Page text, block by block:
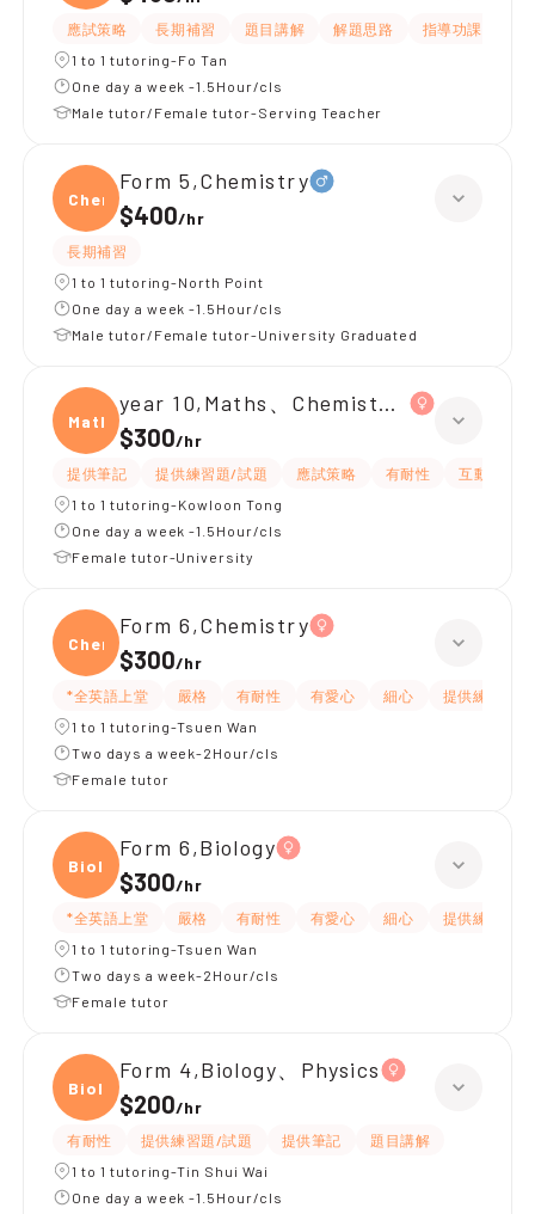
應試策略 長期補習 題目講解 解題思路 指導功課
1 to 1 tutoring-Fo Tan
One day a week -1.5Hour/cls
Male tutor/Female tutor-Serving Teacher
Chemi
Form 5,Chemistry
$400/hr
長期補習
1 to 1 tutoring-North Point
One day a week -1.5Hour/cls
Male tutor/Female tutor-University Graduated
Maths
year 10,Maths、Chemistry、Biology
$300/hr
提供筆記 提供練習題/試題 應試策略 有耐性
互動教學
1 to 1 tutoring-Kowloon Tong
One day a week -1.5Hour/cls
Female tutor-University
Chemi
Form 6,Chemistry
$300/hr
*全英語上堂 嚴格 有耐性 有愛心 細心
提供練習題/
1 to 1 tutoring-Tsuen Wan
Two days a week-2Hour/cls
Female tutor
Biolo
Form 6,Biology
$300/hr
*全英語上堂 嚴格 有耐性 有愛心 細心
提供練習題/
1 to 1 tutoring-Tsuen Wan
Two days a week-2Hour/cls
Female tutor
Biolo
Form 4,Biology、Physics
$200/hr
有耐性 提供練習題/試題 提供筆記
題目講解
1 to 1 tutoring-Tin Shui Wai
One day a week -1.5Hour/cls